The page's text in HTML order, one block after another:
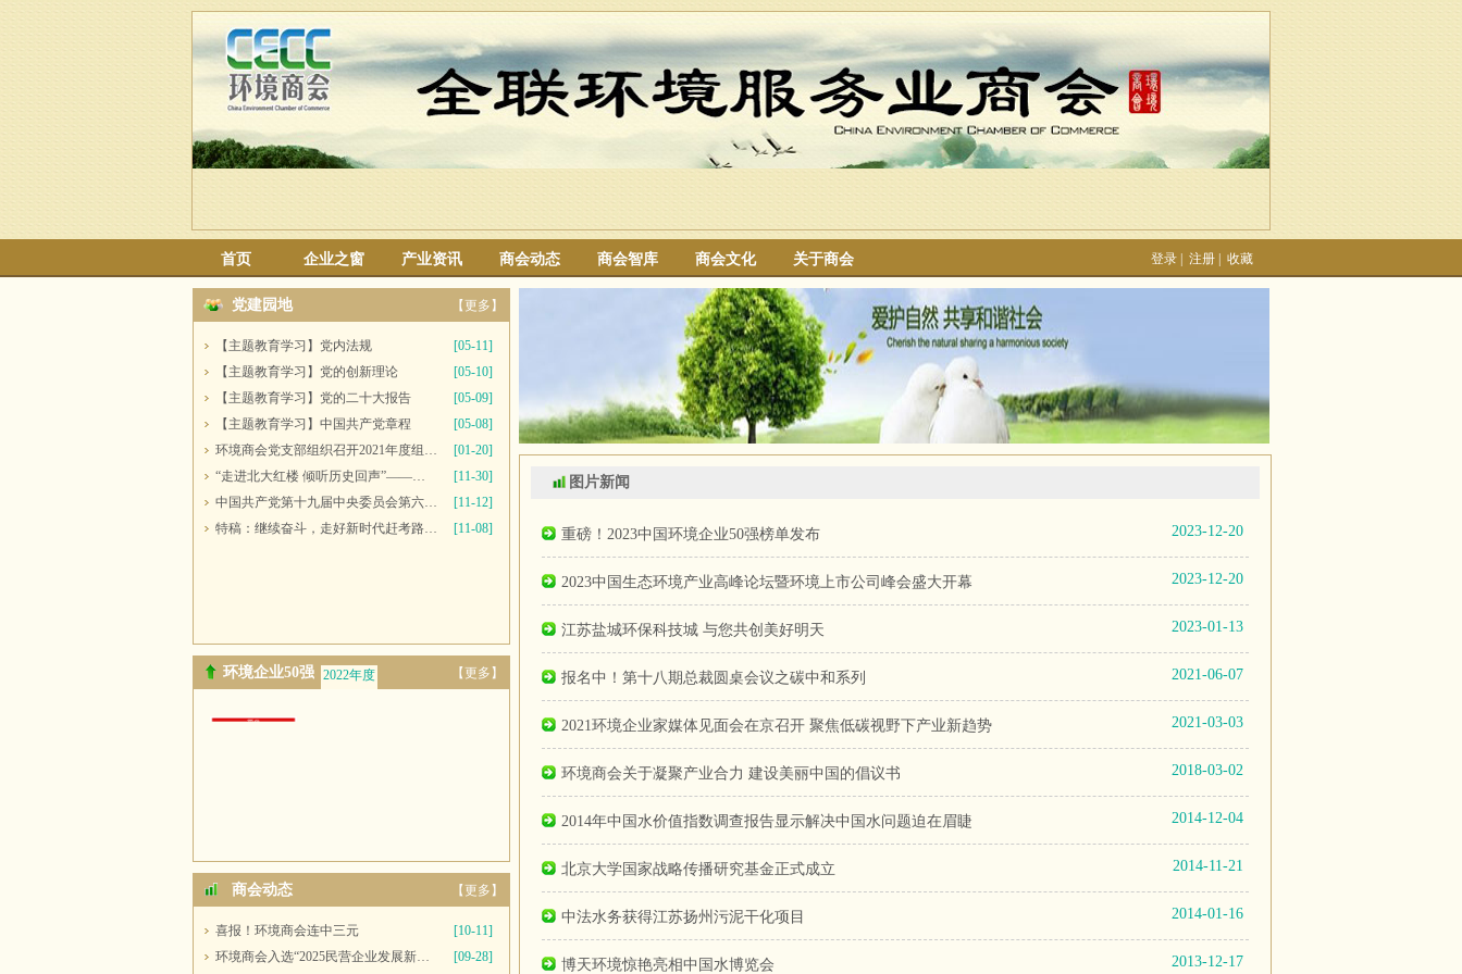
首页 企业之窗 产业资讯 商会动态 商会智库 商会文化 关于商会 登录 注册 收藏
党建园地 【更多】
【主题教育学习】党内法规
[05-11]
【主题教育学习】党的创新理论
[05-10]
【主题教育学习】党的二十大报告
[05-09]
【主题教育学习】中国共产党章程
[05-08]
环境商会党支部组织召开2021年度组织生活会并开展民主评议党员工作
[01-20]
“走进北大红楼 倾听历史回声”——多家党组织联合开展主题党日活动
[11-30]
中国共产党第十九届中央委员会第六次全体会议公报
[11-12]
特稿：继续奋斗，走好新时代赶考路——写在党的十九届六中全会召开之际
[11-08]
环境企业50强 2022年度
【更多】
商会动态 【更多】
喜报！环境商会连中三元
[10-11]
环境商会入选“2025民营企业发展新质生产力系列典型案例”
[09-28]
图片新闻
重磅！2023中国环境企业50强榜单发布 2023-12-20
2023中国生态环境产业高峰论坛暨环境上市公司峰会盛大开幕 2023-12-20
江苏盐城环保科技城 与您共创美好明天 2023-01-13
报名中！第十八期总裁圆桌会议之碳中和系列 2021-06-07
2021环境企业家媒体见面会在京召开 聚焦低碳视野下产业新趋势 2021-03-03
环境商会关于凝聚产业合力 建设美丽中国的倡议书 2018-03-02
2014年中国水价值指数调查报告显示解决中国水问题迫在眉睫 2014-12-04
北京大学国家战略传播研究基金正式成立 2014-11-21
中法水务获得江苏扬州污泥干化项目 2014-01-16
博天环境惊艳亮相中国水博览会 2013-12-17